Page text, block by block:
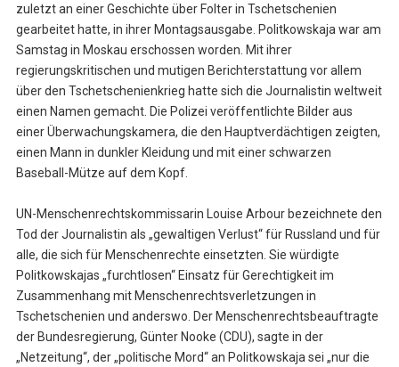
zuletzt an einer Geschichte über Folter in Tschetschenien
gearbeitet hatte, in ihrer Montagsausgabe. Politkowskaja war am
Samstag in Moskau erschossen worden. Mit ihrer
regierungskritischen und mutigen Berichterstattung vor allem
über den Tschetschenienkrieg hatte sich die Journalistin weltweit
einen Namen gemacht. Die Polizei veröffentlichte Bilder aus
einer Überwachungskamera, die den Hauptverdächtigen zeigten,
einen Mann in dunkler Kleidung und mit einer schwarzen
Baseball-Mütze auf dem Kopf.
UN-Menschenrechtskommissarin Louise Arbour bezeichnete den
Tod der Journalistin als „gewaltigen Verlust“ für Russland und für
alle, die sich für Menschenrechte einsetzten. Sie würdigte
Politkowskajas „furchtlosen“ Einsatz für Gerechtigkeit im
Zusammenhang mit Menschenrechtsverletzungen in
Tschetschenien und anderswo. Der Menschenrechtsbeauftragte
der Bundesregierung, Günter Nooke (CDU), sagte in der
„Netzeitung“, der „politische Mord“ an Politkowskaja sei „nur die